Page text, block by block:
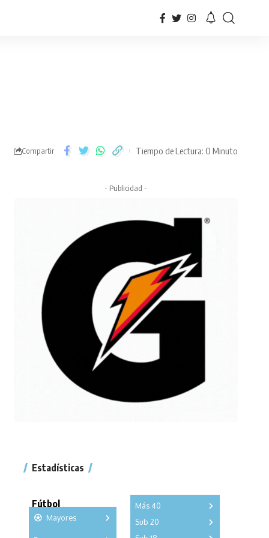
Compartir Tiempo de Lectura: 0 Minuto
- Publicidad -
Estadísticas
Fútbol
Mayores
Más 40
Sub 20